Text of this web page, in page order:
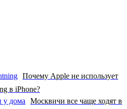
Почему Apple не использует
в iPhone?
Москвичи все чаще ходят в